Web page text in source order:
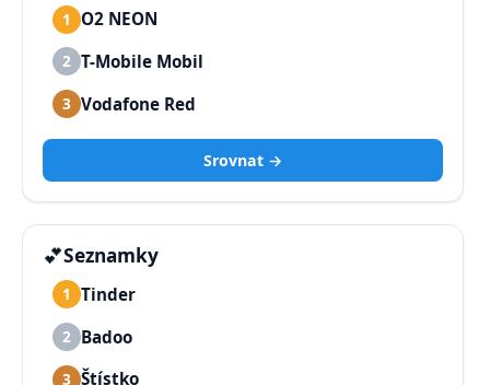
1 O2 NEON
2 T-Mobile Mobil
3 Vodafone Red
Srovnat →
💕Seznamky
1 Tinder
2 Badoo
3 Štístko